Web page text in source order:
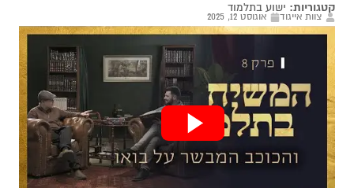
קטגוריות: ישוע בתלמוד
צוות אייגוד אוגוסט 12, 2025